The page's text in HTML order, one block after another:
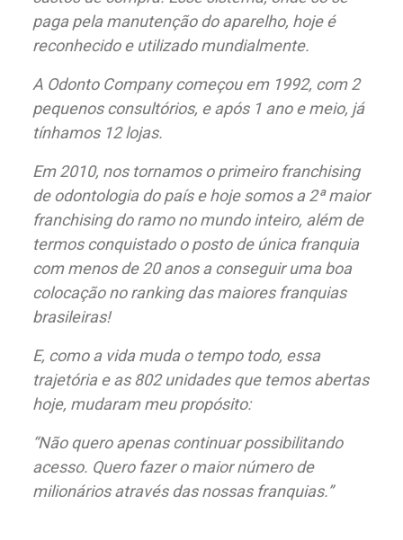
paga pela manutenção do aparelho, hoje é
reconhecido e utilizado mundialmente.
A Odonto Company começou em 1992, com 2
pequenos consultórios, e após 1 ano e meio, já
tínhamos 12 lojas.
Em 2010, nos tornamos o primeiro franchising
de odontologia do país e hoje somos a 2ª maior
franchising do ramo no mundo inteiro, além de
termos conquistado o posto de única franquia
com menos de 20 anos a conseguir uma boa
colocação no ranking das maiores franquias
brasileiras!
E, como a vida muda o tempo todo, essa
trajetória e as 802 unidades que temos abertas
hoje, mudaram meu propósito:
“Não quero apenas continuar possibilitando
acesso. Quero fazer o maior número de
milionários através das nossas franquias.”